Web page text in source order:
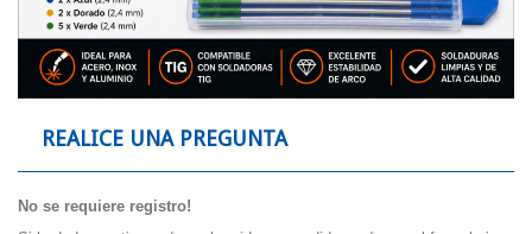
REALICE UNA PREGUNTA
No se requiere registro!